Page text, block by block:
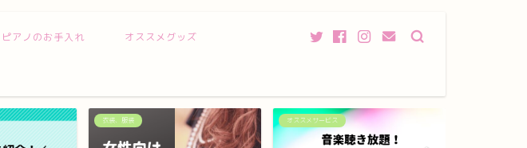
ピアノのお手入れ オススメグッズ
オススメサービス 発表会